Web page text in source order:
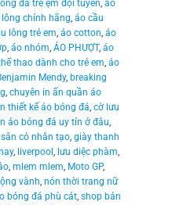
đá trẻ ẹm đội tuyển, áo
chính hãng, áo cầu
lông trẻ em, áo cotton, áo
, áo nhóm, ÁO PHƯỢT, áo
thao dành cho trẻ em, áo
Mendy, breaking
, chuyên in ấn quần áo
thiết kế áo bóng đá, cờ lưu
áo bóng đá uy tín ở đâu,
cỏ nhân tạo, giày thanh
, liverpool , lưu diệc phàm,
, mlem mlem, Moto GP,
vành, nón thời trang nữ
bóng đá phù cát, shop bán